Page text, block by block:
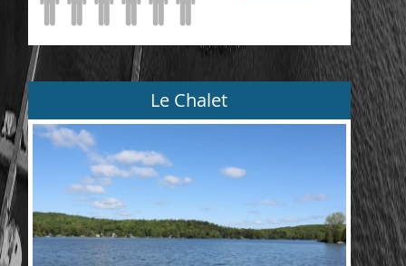
Le Chalet